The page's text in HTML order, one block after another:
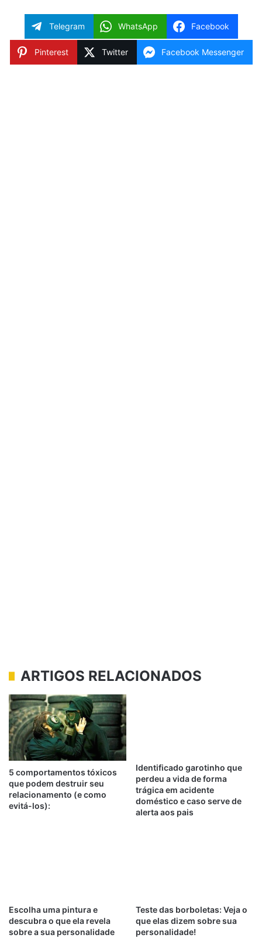
Telegram WhatsApp Facebook
Pinterest Twitter Facebook Messenger
ARTIGOS RELACIONADOS
5 comportamentos tóxicos
que podem destruir seu
relacionamento (e como
evitá-los):
Identificado garotinho que
perdeu a vida de forma
trágica em acidente
doméstico e caso serve de
alerta aos pais
Escolha uma pintura e
descubra o que ela revela
sobre a sua personalidade
Teste das borboletas: Veja o
que elas dizem sobre sua
personalidade!